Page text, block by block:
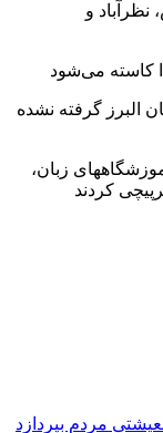
و
کاسته می‌شود
گرفته نشده
زبان،
کردند